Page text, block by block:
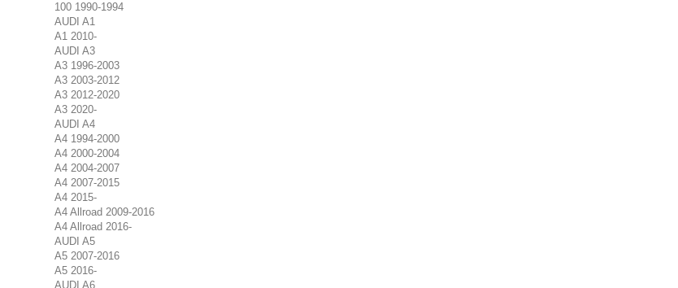
100 1990-1994
AUDI A1
A1 2010-
AUDI A3
A3 1996-2003
A3 2003-2012
A3 2012-2020
A3 2020-
AUDI A4
A4 1994-2000
A4 2000-2004
A4 2004-2007
A4 2007-2015
A4 2015-
A4 Allroad 2009-2016
A4 Allroad 2016-
AUDI A5
A5 2007-2016
A5 2016-
AUDI A6